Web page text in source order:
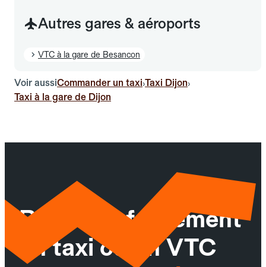
Autres gares & aéroports
VTC à la gare de Besancon
Voir aussiCommander un taxi›Taxi Dijon›
Taxi à la gare de Dijon
Réservez facilement
un taxi ou un VTC